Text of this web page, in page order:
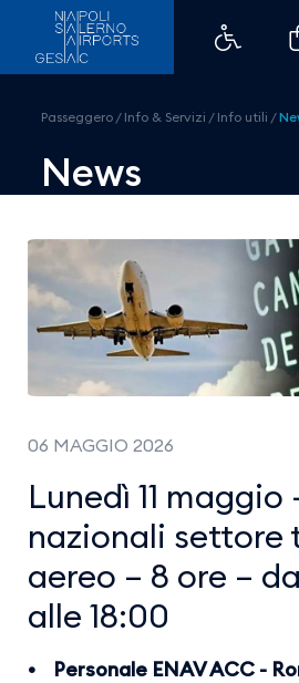
Lunedì 11 maggio
Passeggero / Info & Servizi / Info utili /
News
06 MAGGIO 2026
Lunedì 11
nazionali settore
aereo – 8 ore –
alle 18:00
• Personale ENAV ACC -